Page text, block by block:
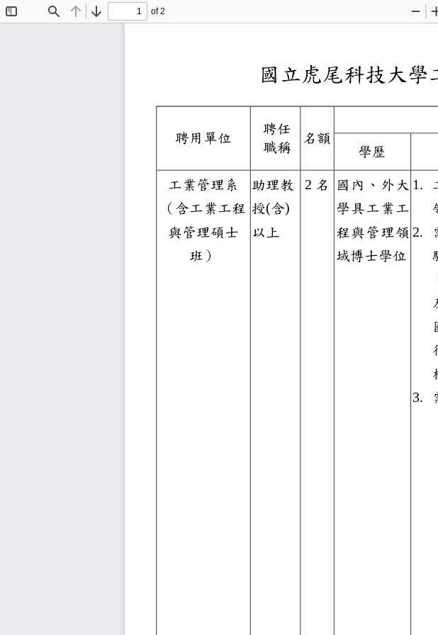
Find Previous
Next
of 2
Zoom
國立虎尾科
聘用單位
聘任
職稱
名額
學歷
工業管理
系
（含工業工程
與管理碩士
班）
助理教
授(含)
以上
2 名
國內、外
學具工業工
程與管理
領
域博士學位
1.
2.
3.